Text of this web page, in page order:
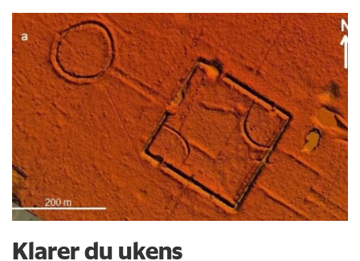
Klarer du ukens